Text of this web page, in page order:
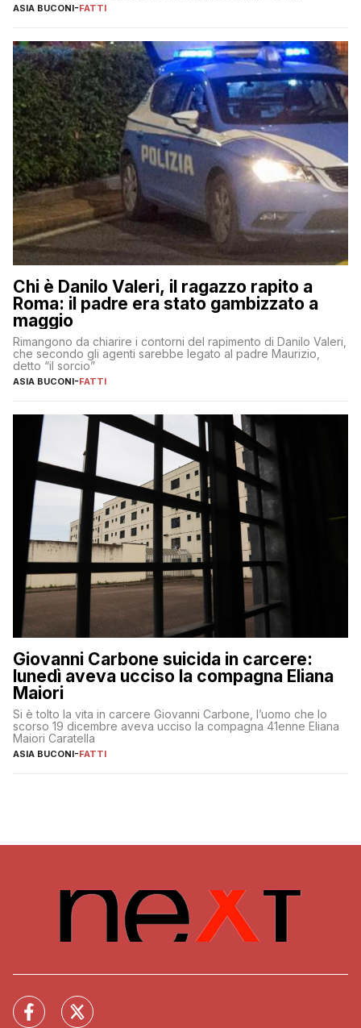
ASIA BUCONI-FATTI
Chi è Danilo Valeri, il ragazzo rapito a
Roma: il padre era stato gambizzato a
maggio
Rimangono da chiarire i contorni del rapimento di Danilo Valeri,
che secondo gli agenti sarebbe legato al padre Maurizio,
detto “il sorcio”
ASIA BUCONI-FATTI
Giovanni Carbone suicida in carcere:
lunedì aveva ucciso la compagna Eliana
Maiori
Si è tolto la vita in carcere Giovanni Carbone, l’uomo che lo
scorso 19 dicembre aveva ucciso la compagna 41enne Eliana
Maiori Caratella
ASIA BUCONI-FATTI